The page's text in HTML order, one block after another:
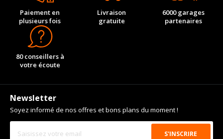
Paiement en
plusieurs fois
Livraison
gratuite
6000 garages
partenaires
80 conseillers à
votre écoute
Newsletter
Soyez informé de nos offres et bons plans du moment !